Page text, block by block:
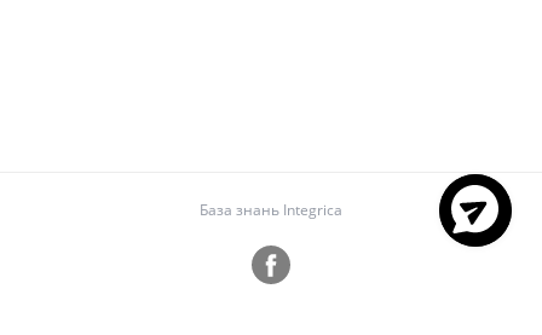
База знань Integrica